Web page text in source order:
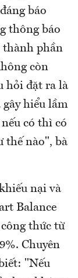
báo
thông báo
thành phần
còn
hỏi đặt ra là
hiểu lầm
có thì có
thế nào", bà
nại và
Balance
thức từ
Chuyên
"Nếu